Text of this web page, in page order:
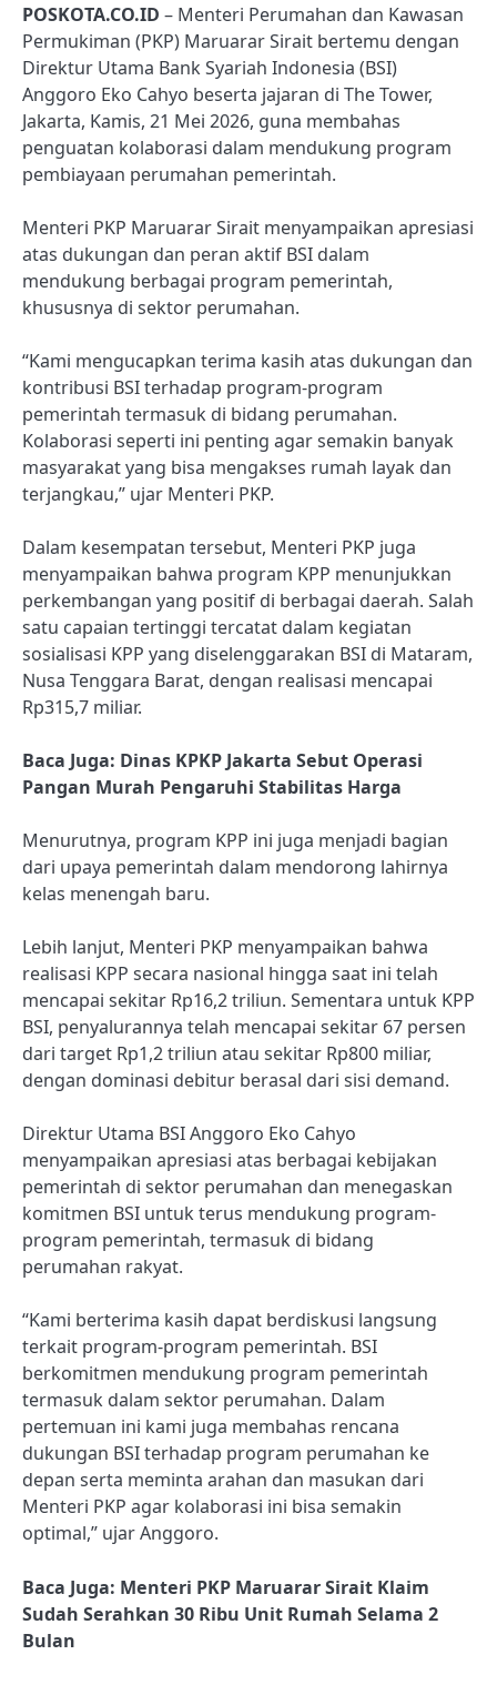
POSKOTA.CO.ID – Menteri Perumahan dan Kawasan
Permukiman (PKP) Maruarar Sirait bertemu dengan
Direktur Utama Bank Syariah Indonesia (BSI)
Anggoro Eko Cahyo beserta jajaran di The Tower,
Jakarta, Kamis, 21 Mei 2026, guna membahas
penguatan kolaborasi dalam mendukung program
pembiayaan perumahan pemerintah.
Menteri PKP Maruarar Sirait menyampaikan apresiasi
atas dukungan dan peran aktif BSI dalam
mendukung berbagai program pemerintah,
khususnya di sektor perumahan.
“Kami mengucapkan terima kasih atas dukungan dan
kontribusi BSI terhadap program-program
pemerintah termasuk di bidang perumahan.
Kolaborasi seperti ini penting agar semakin banyak
masyarakat yang bisa mengakses rumah layak dan
terjangkau,” ujar Menteri PKP.
Dalam kesempatan tersebut, Menteri PKP juga
menyampaikan bahwa program KPP menunjukkan
perkembangan yang positif di berbagai daerah. Salah
satu capaian tertinggi tercatat dalam kegiatan
sosialisasi KPP yang diselenggarakan BSI di Mataram,
Nusa Tenggara Barat, dengan realisasi mencapai
Rp315,7 miliar.
Baca Juga: Dinas KPKP Jakarta Sebut Operasi
Pangan Murah Pengaruhi Stabilitas Harga
Menurutnya, program KPP ini juga menjadi bagian
dari upaya pemerintah dalam mendorong lahirnya
kelas menengah baru.
Lebih lanjut, Menteri PKP menyampaikan bahwa
realisasi KPP secara nasional hingga saat ini telah
mencapai sekitar Rp16,2 triliun. Sementara untuk KPP
BSI, penyalurannya telah mencapai sekitar 67 persen
dari target Rp1,2 triliun atau sekitar Rp800 miliar,
dengan dominasi debitur berasal dari sisi demand.
Direktur Utama BSI Anggoro Eko Cahyo
menyampaikan apresiasi atas berbagai kebijakan
pemerintah di sektor perumahan dan menegaskan
komitmen BSI untuk terus mendukung program-
program pemerintah, termasuk di bidang
perumahan rakyat.
“Kami berterima kasih dapat berdiskusi langsung
terkait program-program pemerintah. BSI
berkomitmen mendukung program pemerintah
termasuk dalam sektor perumahan. Dalam
pertemuan ini kami juga membahas rencana
dukungan BSI terhadap program perumahan ke
depan serta meminta arahan dan masukan dari
Menteri PKP agar kolaborasi ini bisa semakin
optimal,” ujar Anggoro.
Baca Juga: Menteri PKP Maruarar Sirait Klaim
Sudah Serahkan 30 Ribu Unit Rumah Selama 2
Bulan